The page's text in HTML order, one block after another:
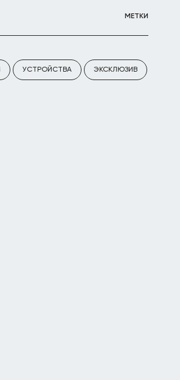
МЕТКИ
УСТРОЙСТВА ЭКСКЛЮЗИВ